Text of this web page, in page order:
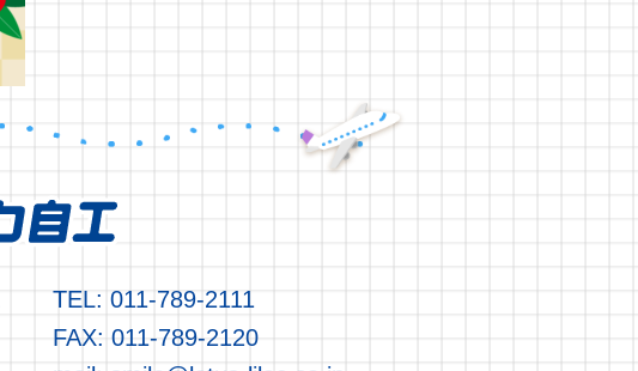
TEL: 011-789-2111
FAX: 011-789-2120